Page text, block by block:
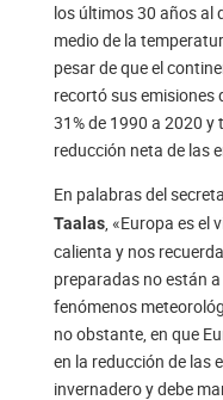
los últimos 30 años al
medio de la
pesar de que el
recortó sus emisiones
31% de 1990 a 2020
reducción neta de las
En palabras del
Taalas, «Europa es el
calienta y nos
preparadas no están
fenómenos
no obstante, en que
en la reducción de las
invernadero y debe